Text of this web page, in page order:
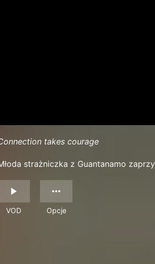
takes courage
strażniczka z Guantanamo
VOD Opcje